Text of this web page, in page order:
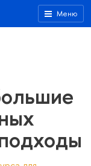
Меню